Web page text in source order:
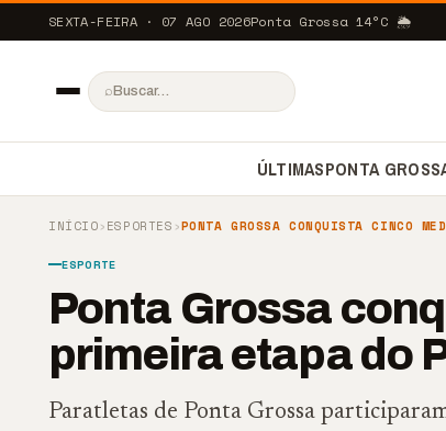
SEXTA-FEIRA · 07 AGO 2026Ponta Grossa 14°C 🌦️
⌕
ÚLTIMASPONTA
INÍCIO›ESPORTES ›PONTA GROSSA CONQUISTA CINCO
ESPORTE
Ponta Grossa
primeira etapa do
Paratletas de Ponta Grossa